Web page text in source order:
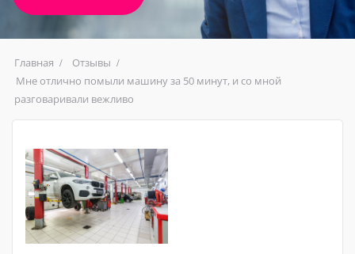
Главная
Отзывы
Мне отлично помыли машину за 50 минут, и со мной
разговаривали вежливо